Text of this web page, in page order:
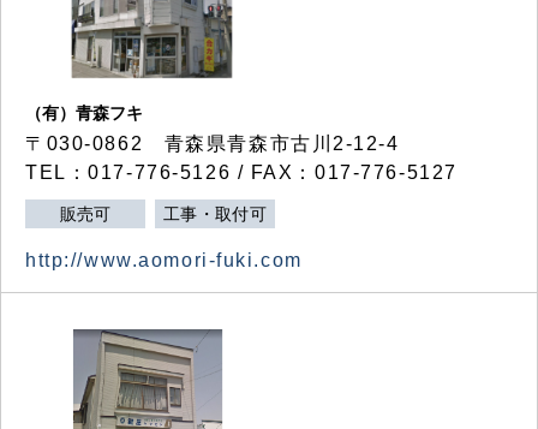
（有）青森フキ
〒030-0862 青森県青森市古川2-12-4
TEL：017-776-5126 / FAX：017-776-5127
販売可 工事・取付可
http://www.aomori-fuki.com